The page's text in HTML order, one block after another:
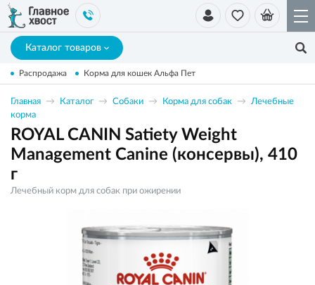
Каталог товаров
Распродажа Корма для кошек Альфа Пет
Главная Каталог Собаки Корма для собак
Лечебные
корма
ROYAL CANIN Satiety Weight
Management Canine (консервы), 410
г
Лечебный корм для собак при ожирении